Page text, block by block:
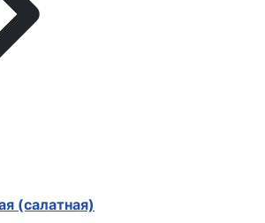
(салатная)